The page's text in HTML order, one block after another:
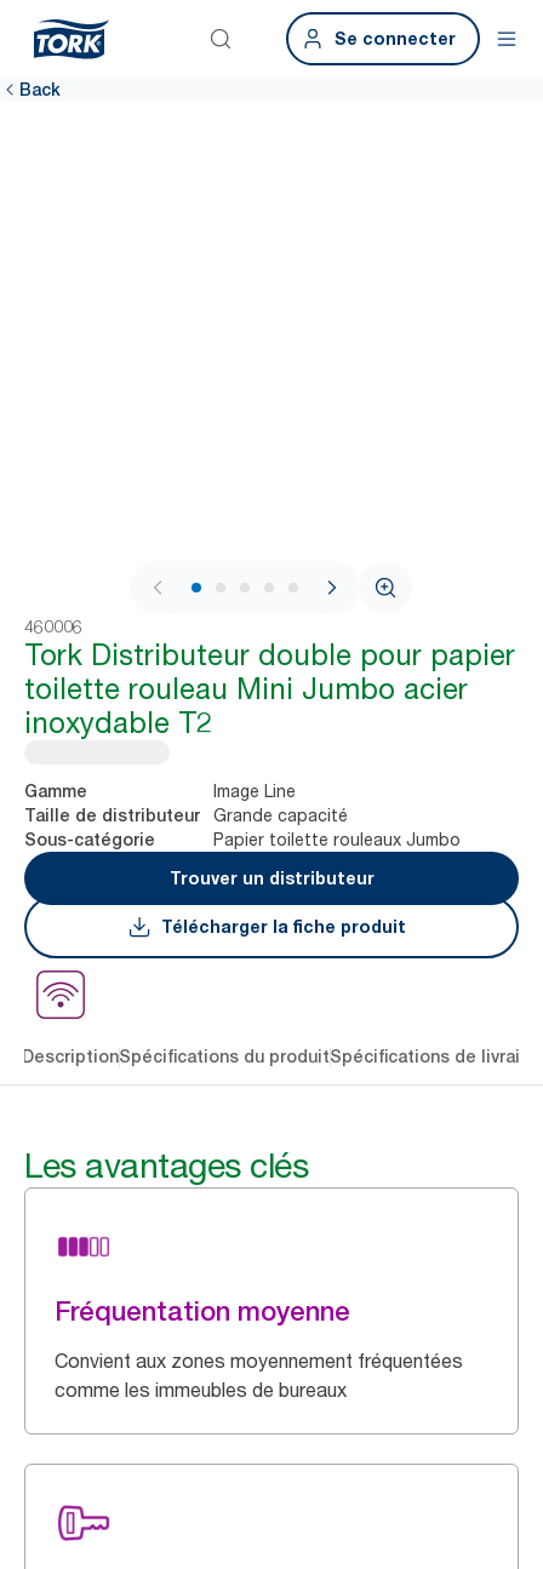
Se connecter
Back
1 / 10
460006
Tork Distributeur double pour papier
toilette rouleau Mini Jumbo acier
inoxydable T2
Gamme Image Line
Taille de distributeur Grande capacité
Sous-catégorie
Papier toilette rouleaux Jumbo
Trouver un distributeur
Télécharger la fiche produit
DescriptionSpécifications du produitSpécifications de
Les avantages clés
Fréquentation moyenne
Convient aux zones moyennement fréquentées
comme les immeubles de bureaux